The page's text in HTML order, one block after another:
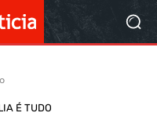
É TUDO